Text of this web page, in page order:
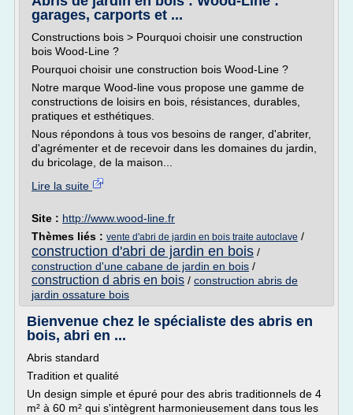
garages, carports et ...
Constructions bois > Pourquoi choisir une construction
bois Wood-Line ?
Pourquoi choisir une construction bois Wood-Line ?
Notre marque Wood-line vous propose une gamme de
constructions de loisirs en bois, résistances, durables,
pratiques et esthétiques.
Nous répondons à tous vos besoins de ranger, d'abriter,
d'agrémenter et de recevoir dans les domaines du jardin,
du bricolage, de la maison...
Lire la suite
Site : http://www.wood-line.fr
Thèmes liés : vente d'abri de jardin en bois traite autoclave /
construction d'abri de jardin en bois /
construction d'une cabane de jardin en bois /
construction d abris en bois / construction abris de
jardin ossature bois
Bienvenue chez le spécialiste des abris en
bois, abri en ...
Abris standard
Tradition et qualité
Un design simple et épuré pour des abris traditionnels de 4
m² à 60 m² qui s'intègrent harmonieusement dans tous les